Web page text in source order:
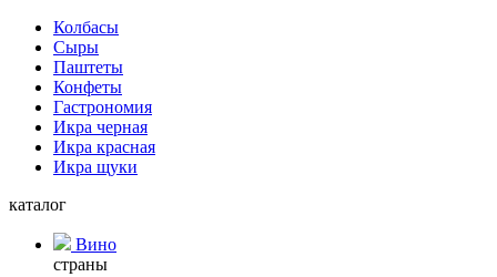
Колбасы
Сыры
Паштеты
Конфеты
Гастрономия
Икра черная
Икра красная
Икра щуки
каталог
Вино
страны